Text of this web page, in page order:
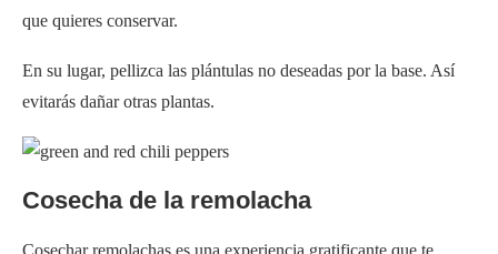
que quieres conservar.
En su lugar, pellizca las plántulas no deseadas por la base. Así
evitarás dañar otras plantas.
Cosecha de la remolacha
Cosechar remolachas es una experiencia gratificante que te